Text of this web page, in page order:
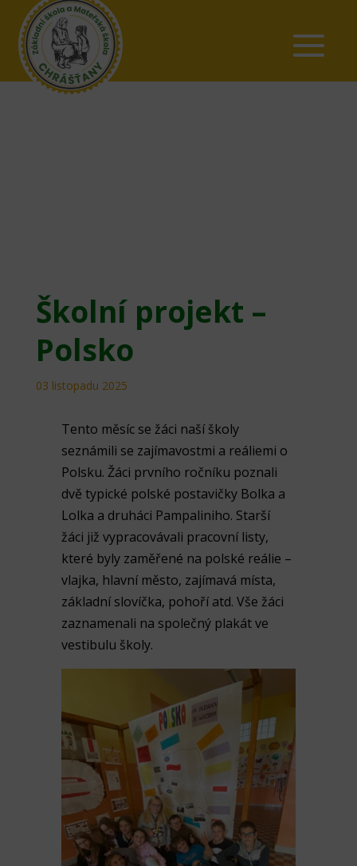
Školní projekt –
Polsko
03 listopadu 2025
Tento měsíc se žáci naší školy
seznámili se zajímavostmi a reáliemi o
Polsku. Žáci prvního ročníku poznali
dvě typické polské postavičky Bolka a
Lolka a druháci Pampaliniho. Starší
žáci již vypracovávali pracovní listy,
které byly zaměřené na polské reálie –
vlajka, hlavní město, zajímavá místa,
základní slovíčka, pohoří atd. Vše žáci
zaznamenali na společný plakát ve
vestibulu školy.